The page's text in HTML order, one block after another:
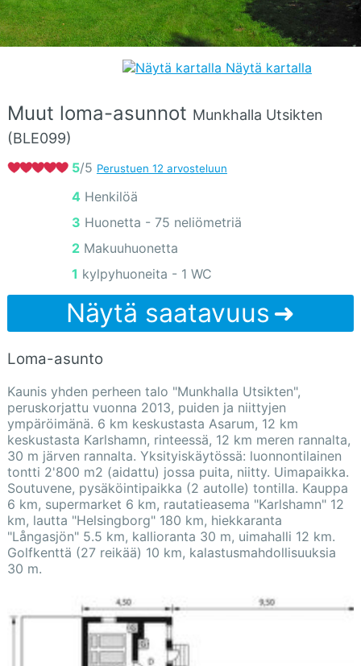
Näytä kartalla
Muut loma-asunnot Munkhalla Utsikten
(BLE099)
5/5 Perustuen 12 arvosteluun
4 Henkilöä
3 Huonetta - 75 neliömetriä
2 Makuuhuonetta
1 kylpyhuoneita - 1 WC
Näytä saatavuus
Loma-asunto
Kaunis yhden perheen talo "Munkhalla Utsikten",
peruskorjattu vuonna 2013, puiden ja niittyjen
ympäröimänä. 6 km keskustasta Asarum, 12 km
keskustasta Karlshamn, rinteessä, 12 km meren rannalta,
30 m järven rannalta. Yksityiskäytössä: luonnontilainen
tontti 2'800 m2 (aidattu) jossa puita, niitty. Uimapaikka.
Soutuvene, pysäköintipaikka (2 autolle) tontilla. Kauppa
6 km, supermarket 6 km, rautatieasema "Karlshamn" 12
km, lautta "Helsingborg" 180 km, hiekkaranta
"Långasjön" 5.5 km, kallioranta 30 m, uimahalli 12 km.
Golfkenttä (27 reikää) 10 km, kalastusmahdollisuuksia
30 m.